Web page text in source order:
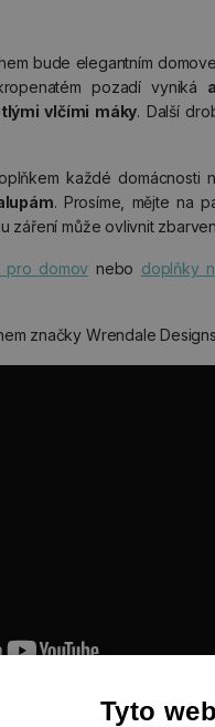
bude elegantním
pozadí vyniká
vlčími máky. Další
každé domácnosti
. Prosíme, mějte na
záření může ovlivnit
pro domov nebo doplňky
značky Wrendale
Tyto